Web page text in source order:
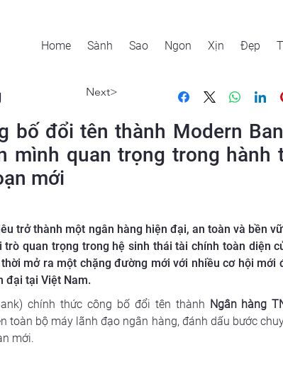
Home Sành Sao Ngon Xịn Đẹp
Next>
bố đổi tên thành Modern
mình quan trọng trong hành
mới
trở thành một ngân hàng hiện đại, an toàn và bền
quan trọng trong hệ sinh thái tài chính toàn diện
mở ra một chặng đường mới với nhiều cơ hội mới
đại tại Việt Nam.
chính thức công bố đổi tên thành Ngân hàng
toàn bộ máy lãnh đạo ngân hàng, đánh dấu bước
mới.